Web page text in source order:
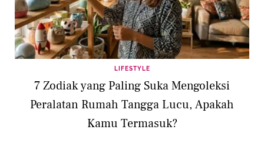
LIFESTYLE
7 Zodiak yang Paling Suka Mengoleksi
Peralatan Rumah Tangga Lucu, Apakah
Kamu Termasuk?